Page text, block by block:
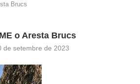
Brucs
o Aresta Brucs
de setembre de 2023